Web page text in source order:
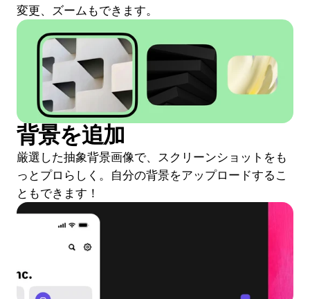
変更、ズームもできます。
背景を追加
厳選した抽象背景画像で、スクリーンショットをも
っとプロらしく。自分の背景をアップロードするこ
ともできます！